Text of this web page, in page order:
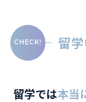
留
留学では本当